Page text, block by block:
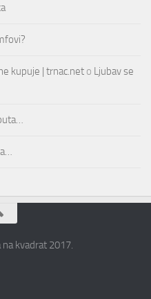
kupuje | trnac.net o Ljubav se
kvadrat 2017.